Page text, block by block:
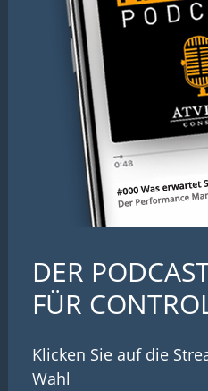
DER
FÜR
Klicken Sie auf die
Wahl